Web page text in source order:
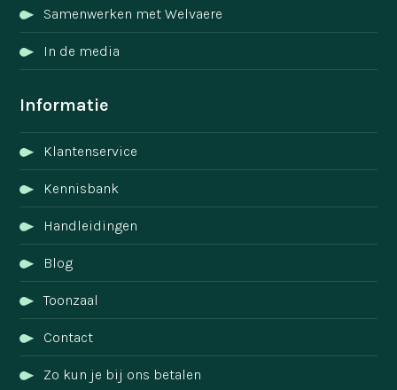
Samenwerken met Welvaere
In de media
Informatie
Klantenservice
Kennisbank
Handleidingen
Blog
Toonzaal
Contact
Zo kun je bij ons betalen